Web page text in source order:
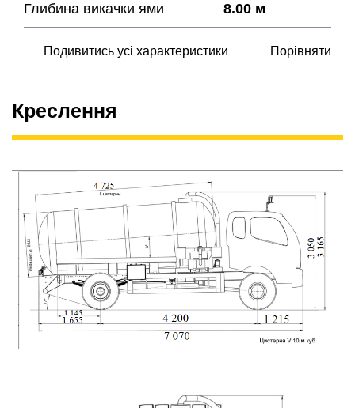
Глибина викачки ями 8.00 м
Подивитись усі характеристики Порівняти
Креслення